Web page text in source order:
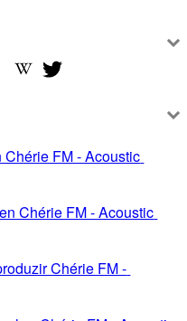
Chérie FM - Acoustic
Chérie FM - Acoustic
Chérie FM -